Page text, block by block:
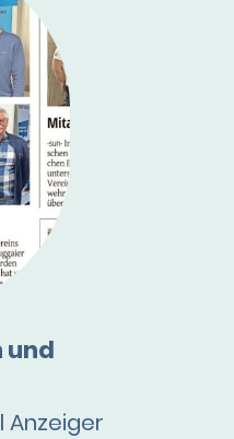
und
Anzeiger